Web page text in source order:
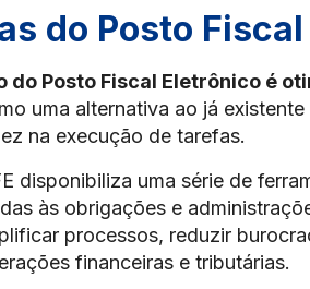
do Posto
do Posto Fiscal Eletrônico é
uma alternativa ao já
na execução de tarefas.
disponibiliza uma série de
às obrigações e
processos, reduzir
financeiras e tributárias.